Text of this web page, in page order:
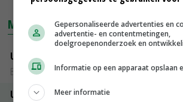
MARKTPRIJZEN
Uitbetaalprijs DCA BestPigletPrice
Biggen weekprijzen
Uitbetaalprijs Compaxo
Gepersonaliseerde advertenties en
advertentie- en contentmetingen,
doelgroepenonderzoek en
Informatie op een apparaat opslaan
Meer informatie